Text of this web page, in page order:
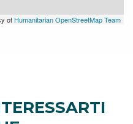
of Humanitarian OpenStreetMap Team